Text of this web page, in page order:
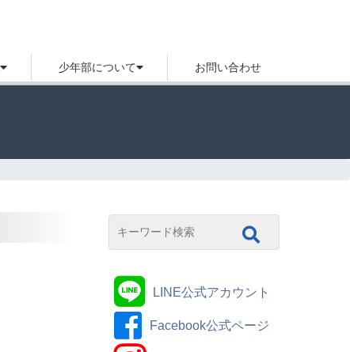
少年部について お問い合わせ
LINE公式アカウント
Facebook公式ページ